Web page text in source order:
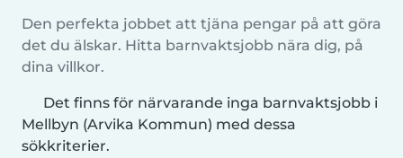
Den perfekta jobbet att tjäna pengar på att göra
det du älskar. Hitta barnvaktsjobb nära dig, på
dina villkor.
Det finns för närvarande inga barnvaktsjobb i
Mellbyn (Arvika Kommun) med dessa
sökkriterier.